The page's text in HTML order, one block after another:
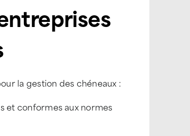
la gestion des chéneaux :
et conformes aux normes